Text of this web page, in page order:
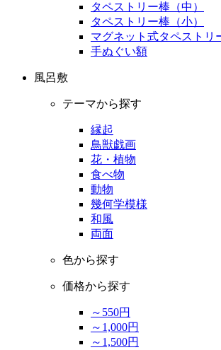
タペストリー棒（中）
タペストリー棒（小）
マグネット式タペストリ
手ぬぐい額
風呂敷
テーマから探す
縁起
鳥獣戯画
花・植物
食べ物
動物
幾何学模様
和風
両面
色から探す
価格から探す
～550円
～1,000円
～1,500円